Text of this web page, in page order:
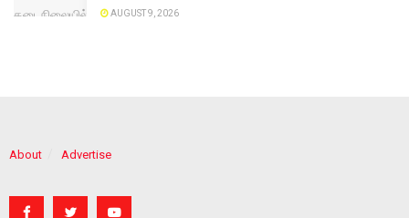
AUGUST 9, 2026
About Advertise